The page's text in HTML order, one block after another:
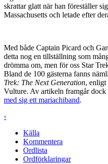
skrattar glatt när han föreställer
Massachusetts och letade efter
Med både Captain Picard och
detta nog en tillställning som
drömma om, men för oss Star
Bland de 100 gästerna fanns
Trek: The Next Generation, enligt
Vulture. Av artikeln framgår dock
med sig ett mariachiband.
‹
Källa
Kommentera
Ordlista
Ordförklaringar